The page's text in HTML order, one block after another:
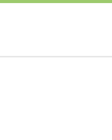
Konto erstellen